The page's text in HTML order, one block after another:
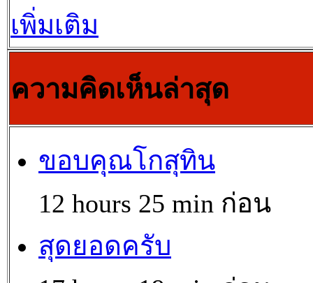
เพิ่มเติม
ความคิดเห็นล่าสุด
ขอบคุณโกสุทิน
12 hours 25 min ก่อน
สุดยอดครับ